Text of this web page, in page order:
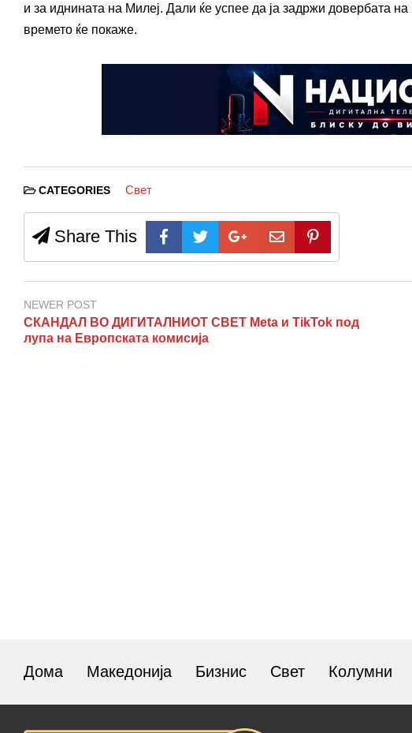
и за иднината на Милеј. Дали ќе успее да ја задржи довербата
времето ќе покаже.
CATEGORIES Свет
Share This
NEWER POST
СКАНДАЛ ВО ДИГИТАЛНИОТ СВЕТ Meta и TikTok под
лупа на Европската комисија
Дома Македонија Бизнис Свет Колумни